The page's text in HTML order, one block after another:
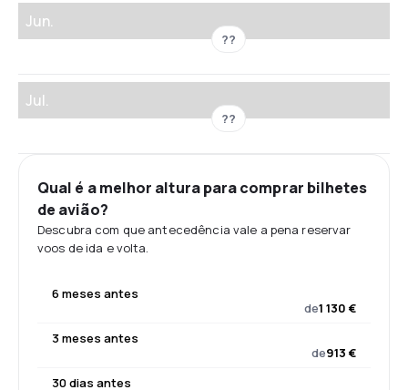
Jun.
??
Jul.
??
Qual é a melhor altura para comprar bilhetes
de avião?
Descubra com que antecedência vale a pena reservar
voos de ida e volta.
6 meses antes
de1 130 €
3 meses antes
de913 €
30 dias antes